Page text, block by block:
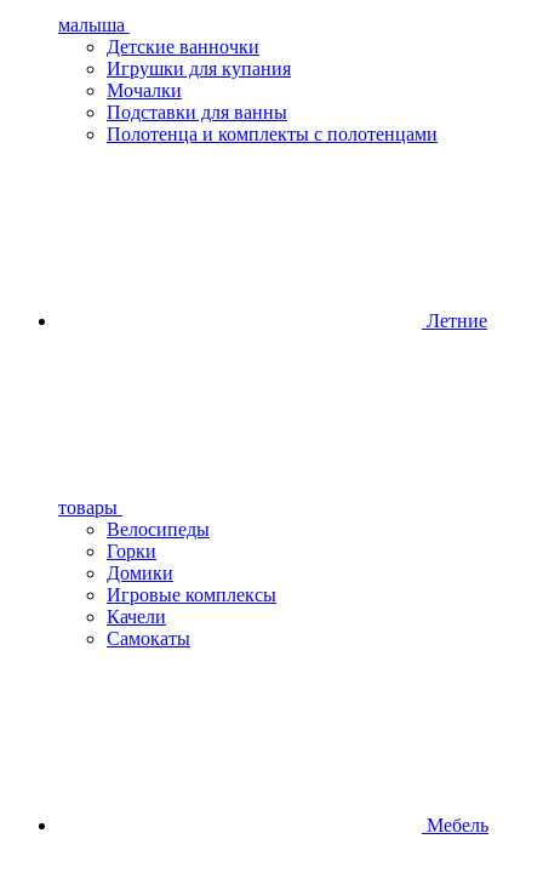
малыша
Детские ванночки
Игрушки для купания
Мочалки
Подставки для ванны
Полотенца и комплекты с полотенцами
Летние
товары
Велосипеды
Горки
Домики
Игровые комплексы
Качели
Самокаты
Мебель